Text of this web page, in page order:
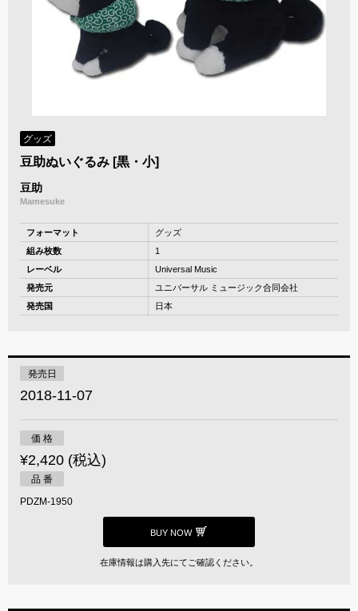
グッズ
豆助ぬいぐるみ [黒・小]
豆助
Mamesuke
フォーマット
グッズ
組み枚数
1
レーベル
Universal Music
発売元
ユニバーサル ミュージック合同会社
発売国
日本
発売日
2018-11-07
価 格
¥2,420 (税込)
品 番
PDZM-1950
BUY NOW
在庫情報は購入先にてご確認ください。